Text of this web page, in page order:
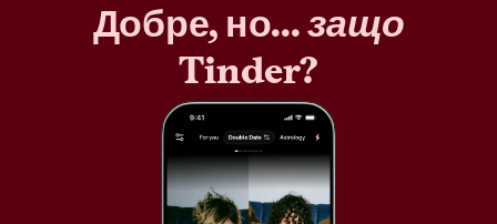
Добре, но...защо
Tinder?